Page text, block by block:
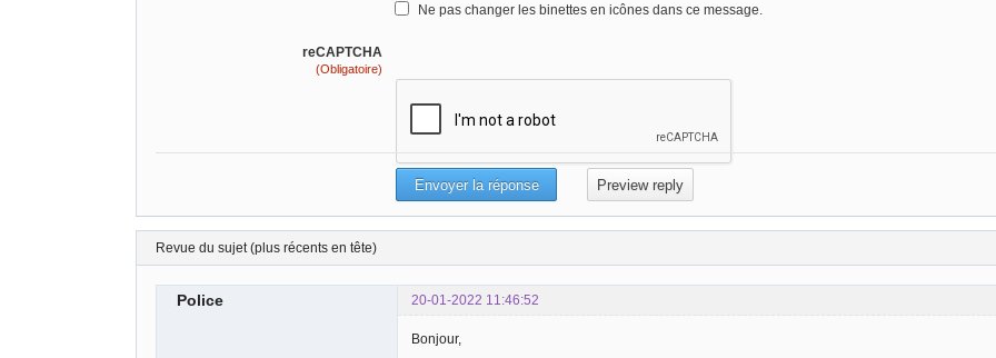
Ne pas changer les binettes en icônes dans ce message.
reCAPTCHA
(Obligatoire)
Revue du sujet (plus récents en tête)
Police 20-01-2022 11:46:52
Bonjour,